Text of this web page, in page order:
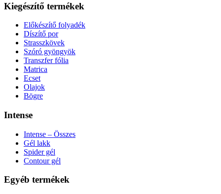
Kiegészítő termékek
Előkészítő folyadék
Díszítő por
Strasszkövek
Szóró gyöngyök
Transzfer fólia
Matrica
Ecset
Olajok
Bögre
Intense
Intense – Összes
Gél lakk
Spider gél
Contour gél
Egyéb termékek